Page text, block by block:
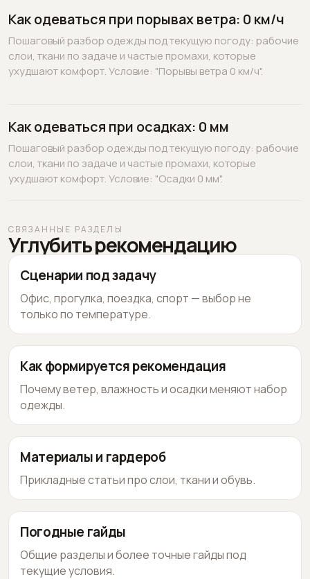
Как одеваться при порывах ветра: 0 км/ч
Пошаговый разбор одежды под текущую погоду: рабочие
слои, ткани по задаче и частые промахи, которые
ухудшают комфорт. Условие: "Порывы ветра 0 км/ч".
Как одеваться при осадках: 0 мм
Пошаговый разбор одежды под текущую погоду: рабочие
слои, ткани по задаче и частые промахи, которые
ухудшают комфорт. Условие: "Осадки 0 мм".
СВЯЗАННЫЕ РАЗДЕЛЫ
Углубить рекомендацию
Сценарии под задачу
Офис, прогулка, поездка, спорт — выбор не
только по температуре.
Как формируется рекомендация
Почему ветер, влажность и осадки меняют набор
одежды.
Материалы и гардероб
Прикладные статьи про слои, ткани и обувь.
Погодные гайды
Общие разделы и более точные гайды под
текущие условия.